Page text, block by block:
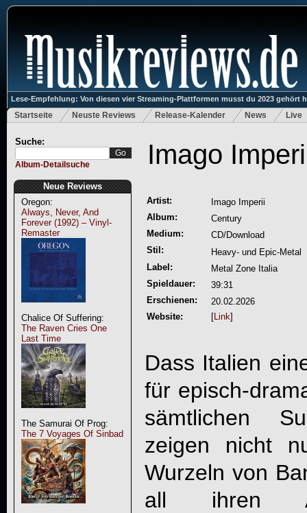
Lese-Empfehlung: Von diesen vier Streaming-Plattformen musst du 2023 gehört
Startseite Neuste Reviews Release-Kalender News Live
Suche:
Album-Detailsuche
Neue Reviews
Oregon:
Always, Never, And
Forever (1992) – Vinyl-
Remaster
Chalice Of Suffering:
The Raven Cries One
Last Time
The Samurai Of Prog:
The 7 Voyages Of Sinbad
Imago
Artist:
Imago Imperii
Album:
Century
Medium:
CD/Download
Stil:
Heavy- und Epic-Metal
Label:
Metal Zone Italia
Spieldauer:
39:31
Erschienen:
20.02.2026
Website:
[Link]
Dass Italien
für episch-
sämtlichen
zeigen nicht
Wurzeln von
all ihren